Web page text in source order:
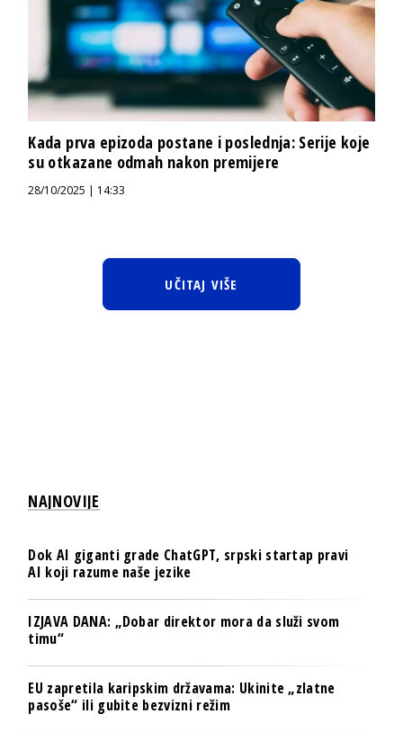
Kada prva epizoda postane i poslednja: Serije koje
su otkazane odmah nakon premijere
28/10/2025 | 14:33
UČITAJ VIŠE
NAJNOVIJE
Dok AI giganti grade ChatGPT, srpski startap pravi
AI koji razume naše jezike
IZJAVA DANA: „Dobar direktor mora da služi svom
timu“
EU zapretila karipskim državama: Ukinite „zlatne
pasoše“ ili gubite bezvizni režim